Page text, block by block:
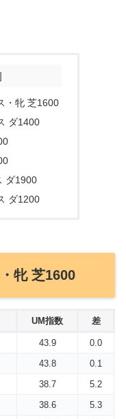
・牝 芝1600
ダ1400
ダ1900
ダ1200
牝 芝1600
UM指数 差
43.9
0.0
43.8
0.1
38.7
5.2
38.6
5.3